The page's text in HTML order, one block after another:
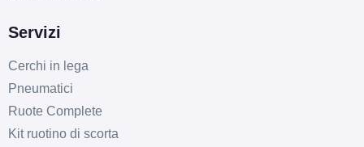
Foro centrale: 110.5mm
ARCASTING Racer Matt
Anthracite 6 fori 16"
7X16 ET15 6x114.3
Servizi
Cerchi in lega
Pneumatici
Ruote Complete
Kit ruotino di scorta